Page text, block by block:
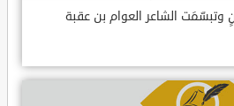
الشاعر العوام بن عقبة